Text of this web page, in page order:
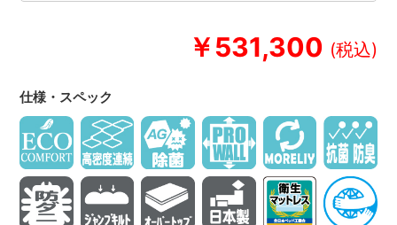
￥531,300
仕様・スペック